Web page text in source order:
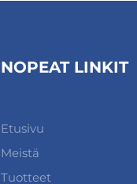
NOPEAT LINKIT
Etusivu
Meistä
Tuotteet